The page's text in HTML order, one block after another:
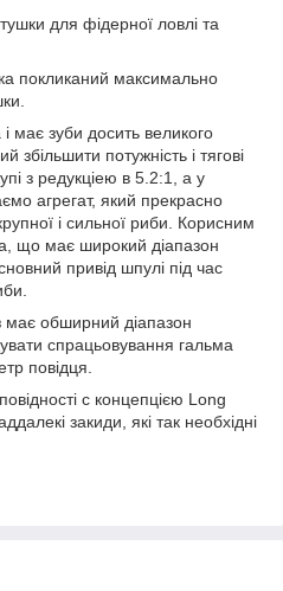
для фідерної ловлі та
покликаний максимально
має зуби досить великого
збільшити потужність і тягові
з редукціею в 5.2:1, а у
агрегат, який прекрасно
і сильної риби. Корисним
що має широкий діапазон
привід шпулі під час
має обширний діапазон
спрацьовування гальма
повідця.
с концепцією Long
закиди, які так необхідні